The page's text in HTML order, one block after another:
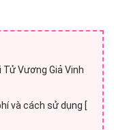
Vương Giả Vinh
và cách sử dụng [